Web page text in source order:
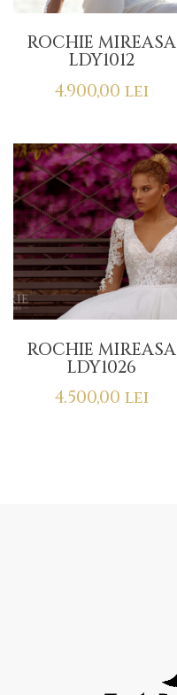
ROCHIE MIREASA
LDY1012
4.900,00 lei
ROCHIE MIREASA
LDY1026
4.500,00 lei